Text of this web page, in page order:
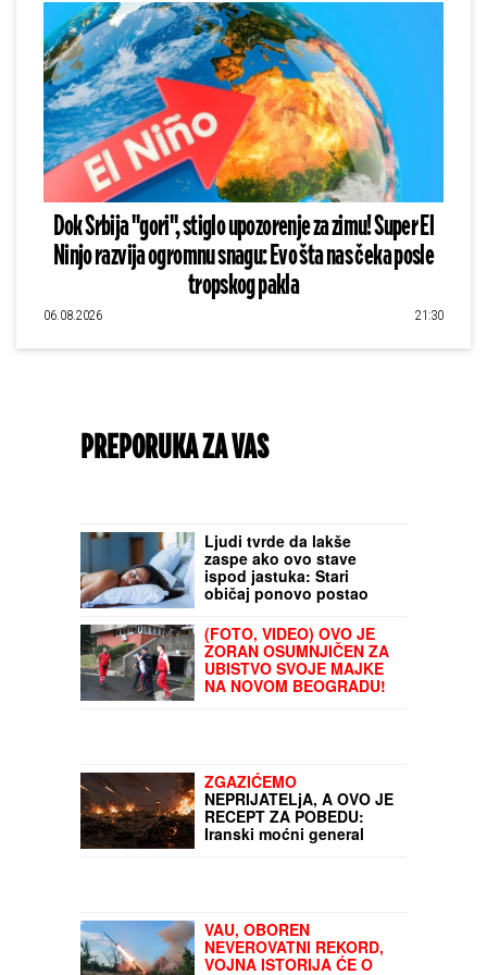
Dok Srbija "gori", stiglo upozorenje za zimu! Super El
Ninjo razvija ogromnu snagu: Evo šta nas čeka posle
tropskog pakla
06.08.2026 21:30
PREPORUKA ZA VAS
Ljudi tvrde da lakše
zaspe ako ovo stave
ispod jastuka: Stari
običaj ponovo postao
(FOTO, VIDEO) OVO JE
ZORAN OSUMNJIČEN ZA
UBISTVO SVOJE MAJKE
NA NOVOM BEOGRADU!
ZGAZIĆEMO
NEPRIJATELjA, A OVO JE
RECEPT ZA POBEDU:
Iranski moćni general
VAU, OBOREN
NEVEROVATNI REKORD,
VOJNA ISTORIJA ĆE O